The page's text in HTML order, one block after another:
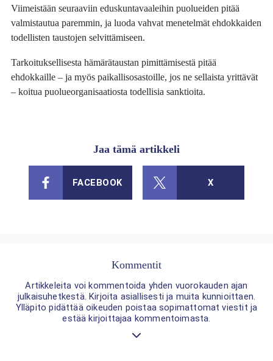
Viimeistään seuraaviin eduskuntavaaleihin puolueiden pitää
valmistautua paremmin, ja luoda vahvat menetelmät ehdokkaiden
todellisten taustojen selvittämiseen.
Tarkoituksellisesta hämärätaustan pimittämisestä pitää
ehdokkaille – ja myös paikallisosastoille, jos ne sellaista yrittävät
– koitua puolueorganisaatiosta todellisia sanktioita.
Jaa tämä artikkeli
FACEBOOK X
Kommentit
Artikkeleita voi kommentoida yhden vuorokauden ajan
julkaisuhetkestä. Kirjoita asiallisesti ja muita kunnioittaen.
Ylläpito pidättää oikeuden poistaa sopimattomat viestit ja
estää kirjoittajaa kommentoimasta.